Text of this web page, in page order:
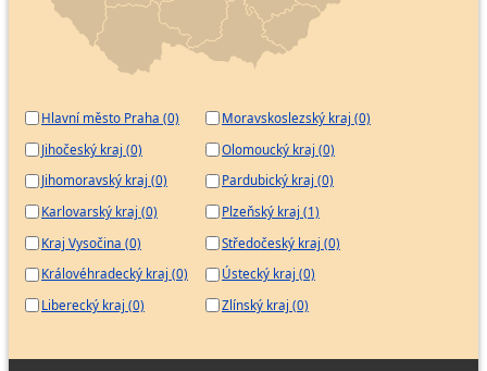
Hlavní město Praha (0)
Jihočeský kraj (0)
Jihomoravský kraj (0)
Karlovarský kraj (0)
Kraj Vysočina (0)
Královéhradecký kraj (0)
Liberecký kraj (0)
Moravskoslezský kraj (0)
Olomoucký kraj (0)
Pardubický kraj (0)
Plzeňský kraj (1)
Středočeský kraj (0)
Ústecký kraj (0)
Zlínský kraj (0)